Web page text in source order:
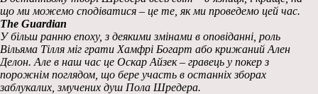
що ми можемо сподіватися – це те, як ми проведемо цей час.
The Guardian
У більш ранню епоху, з деякими змінами в оповіданні, роль
Вільяма Тілля міг грати Хамфрі Богарт або крижаний Ален
Делон. Але в наш час це Оскар Айзек – гравець у покер з
порожнім поглядом, що бере участь в останніх зборах
заблукалих, змучених душ Пола Шредера.